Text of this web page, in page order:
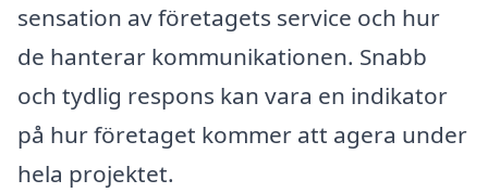
sensation av företagets service och hur
de hanterar kommunikationen. Snabb
och tydlig respons kan vara en indikator
på hur företaget kommer att agera under
hela projektet.